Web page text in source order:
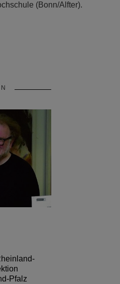
(Bonn/Alfter).
Pfalz